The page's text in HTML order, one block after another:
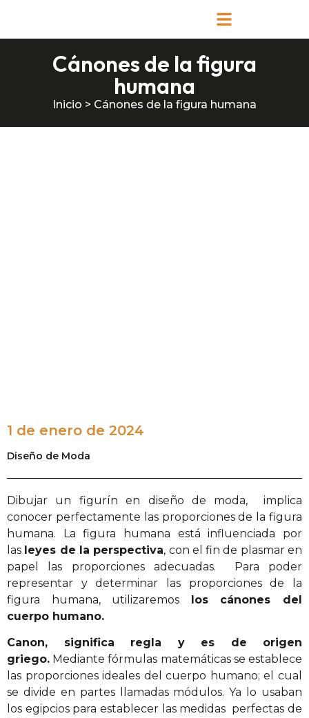
Cánones de la figura
humana
Inicio > Cánones de la figura humana
1 de enero de 2024
Diseño de Moda
Dibujar un figurín en diseño de moda, implica
conocer perfectamente las proporciones de la figura
humana. La figura humana está influenciada por
las leyes de la perspectiva, con el fin de plasmar en
papel las proporciones adecuadas. Para poder
representar y determinar las proporciones de la
figura humana, utilizaremos los cánones del
cuerpo humano.
Canon, significa regla y es de origen
griego. Mediante fórmulas matemáticas se establece
las proporciones ideales del cuerpo humano; el cual
se divide en partes llamadas módulos. Ya lo usaban
los egipcios para establecer las medidas perfectas de